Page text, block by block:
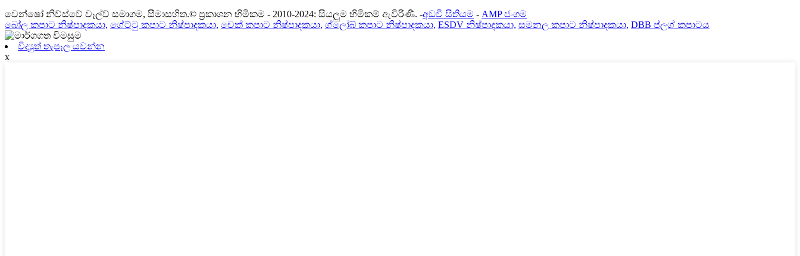
වෙන්ෂෝ නිව්ස්වේ වෑල්ව් සමාගම, සීමාසහිත.© ප්‍රකාශන හිමිකම - 2010-2024: සියලුම හිමිකම් ඇවිරිණි. -අඩවි සිතියම - AMP ජංගම
බෝල කපාට නිෂ්පාදකයා, ගේට්ටු කපාට නිෂ්පාදකයා, චෙක් කපාට නිෂ්පාදකයා, ග්ලෝබ් කපාට නිෂ්පාදකයා, ESDV නිෂ්පාදකයා, සමනල කපාට නිෂ්පාදකයා, DBB ප්ලග් කපාටය
විද්‍යුත් තැපෑල යවන්න
x